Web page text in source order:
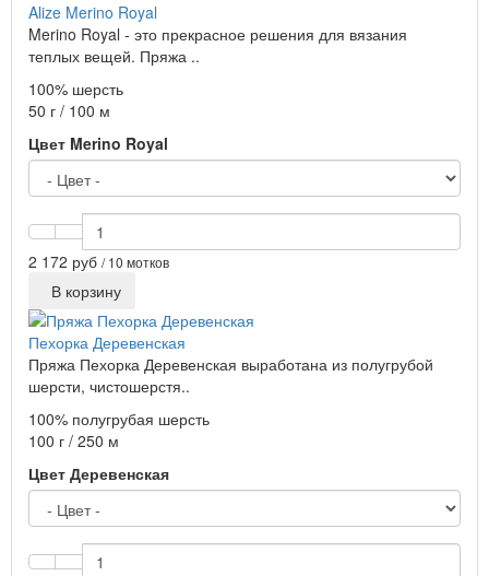
Alize Merino Royal
Merino Royal - это прекрасное решения для вязания
теплых вещей. Пряжа ..
100% шерсть
50 г / 100 м
Цвет Merino Royal
2 172 руб / 10 мотков
В корзину
Пехорка Деревенская
Пряжа Пехорка Деревенская выработана из полугрубой
шерсти, чистошерстя..
100% полугрубая шерсть
100 г / 250 м
Цвет Деревенская